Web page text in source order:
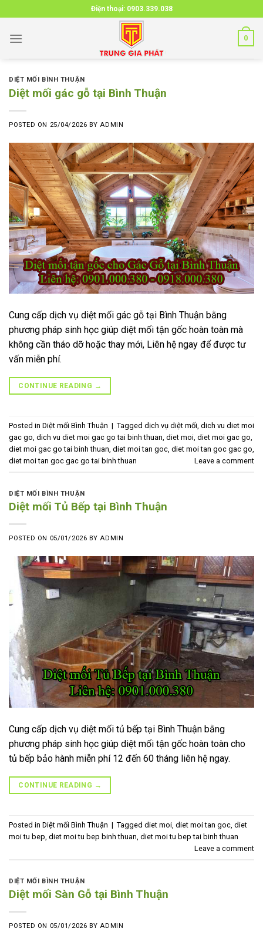
to
content
Điện thoại: 0903.339.038
0
DIỆT MỐI BÌNH THUẬN
Diệt mối gác gỗ tại Bình Thuận
POSTED ON 25/04/2026 BY ADMIN
Cung cấp dịch vụ diệt mối gác gỗ tại Bình Thuận bằng
phương pháp sinh học giúp diệt mối tận gốc hoàn toàn mà
không cần tháo dỡ hoặc thay mới, Liên hệ ngay để được tư
vấn miễn phí.
CONTINUE READING →
Posted in Diệt mối Bình Thuận | Tagged dịch vụ diệt mối, dich vu diet moi
gac go, dich vu diet moi gac go tai binh thuan, diet moi, diet moi gac go,
diet moi gac go tai binh thuan, diet moi tan goc, diet moi tan goc gac go,
diet moi tan goc gac go tai binh thuan
Leave a comment
DIỆT MỐI BÌNH THUẬN
Diệt mối Tủ Bếp tại Bình Thuận
POSTED ON 05/01/2026 BYADMIN
Cung cấp dịch vụ diệt mối tủ bếp tại Bình Thuận bằng
phương pháp sinh học giúp diệt mối tận gốc hoàn toàn cho
tủ bếp bảo hành miễn phí 12 đến 60 tháng liên hệ ngay.
CONTINUE READING →
Posted in Diệt mối Bình Thuận | Tagged diet moi, diet moi tan goc, diet
moi tu bep, diet moi tu bep binh thuan, diet moi tu bep tai binh thuan
Leave a comment
DIỆT MỐI BÌNH THUẬN
Diệt mối Sàn Gỗ tại Bình Thuận
POSTED ON 05/01/2026 BYADMIN